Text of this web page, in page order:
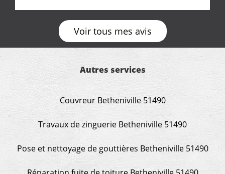
œuvre sans besoin d'y revenir. confiance assurée.
Voir tous mes avis
Autres services
Couvreur Betheniville 51490
Travaux de zinguerie Betheniville 51490
Pose et nettoyage de gouttières Betheniville 51490